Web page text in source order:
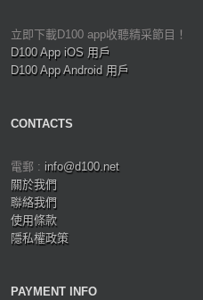
立即下載D100 app收聽精采節目！
D100 App iOS 用戶
D100 App Android 用戶
CONTACTS
電郵 : info@d100.net
關於我們
聯絡我們
使用條款
隱私權政策
PAYMENT INFO